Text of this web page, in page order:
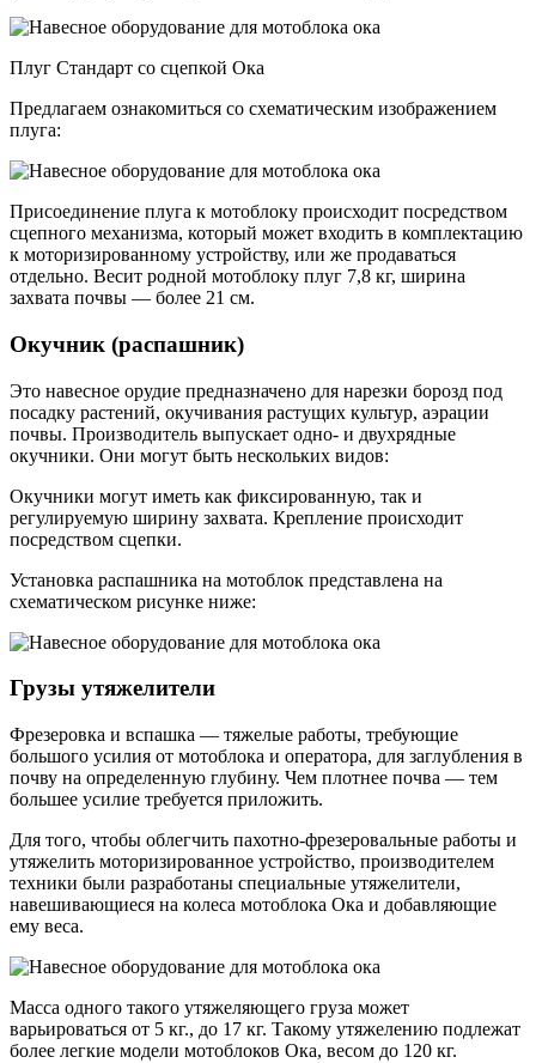
Плуг Стандарт со сцепкой Ока
Предлагаем ознакомиться со схематическим изображением
плуга:
Присоединение плуга к мотоблоку происходит посредством
сцепного механизма, который может входить в комплектацию
к моторизированному устройству, или же продаваться
отдельно. Весит родной мотоблоку плуг 7,8 кг, ширина
захвата почвы — более 21 см.
Окучник (распашник)
Это навесное орудие предназначено для нарезки борозд под
посадку растений, окучивания растущих культур, аэрации
почвы. Производитель выпускает одно- и двухрядные
окучники. Они могут быть нескольких видов:
Окучники могут иметь как фиксированную, так и
регулируемую ширину захвата. Крепление происходит
посредством сцепки.
Установка распашника на мотоблок представлена на
схематическом рисунке ниже:
Грузы утяжелители
Фрезеровка и вспашка — тяжелые работы, требующие
большого усилия от мотоблока и оператора, для заглубления в
почву на определенную глубину. Чем плотнее почва — тем
большее усилие требуется приложить.
Для того, чтобы облегчить пахотно-фрезеровальные работы и
утяжелить моторизированное устройство, производителем
техники были разработаны специальные утяжелители,
навешивающиеся на колеса мотоблока Ока и добавляющие
ему веса.
Масса одного такого утяжеляющего груза может
варьироваться от 5 кг., до 17 кг. Такому утяжелению подлежат
более легкие модели мотоблоков Ока, весом до 120 кг.